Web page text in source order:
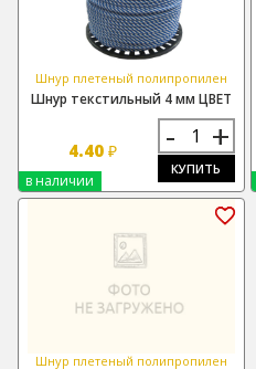
Шнур плетеный полипропилен
Шнур текстильный 4 мм ЦВЕТ
4.40 ₽ - +
КУПИТЬ
в наличии
Шнур плетеный полипропилен